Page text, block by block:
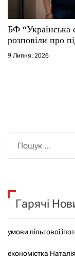
БФ
розповіли про
9 Липня, 2026
к
Гарячі
умови пільгової
економістка